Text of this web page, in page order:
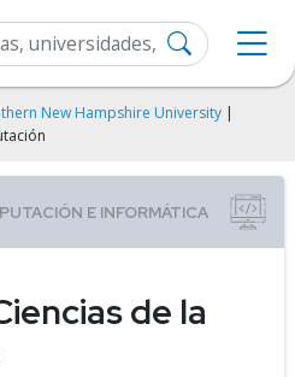
New Hampshire University |
de la